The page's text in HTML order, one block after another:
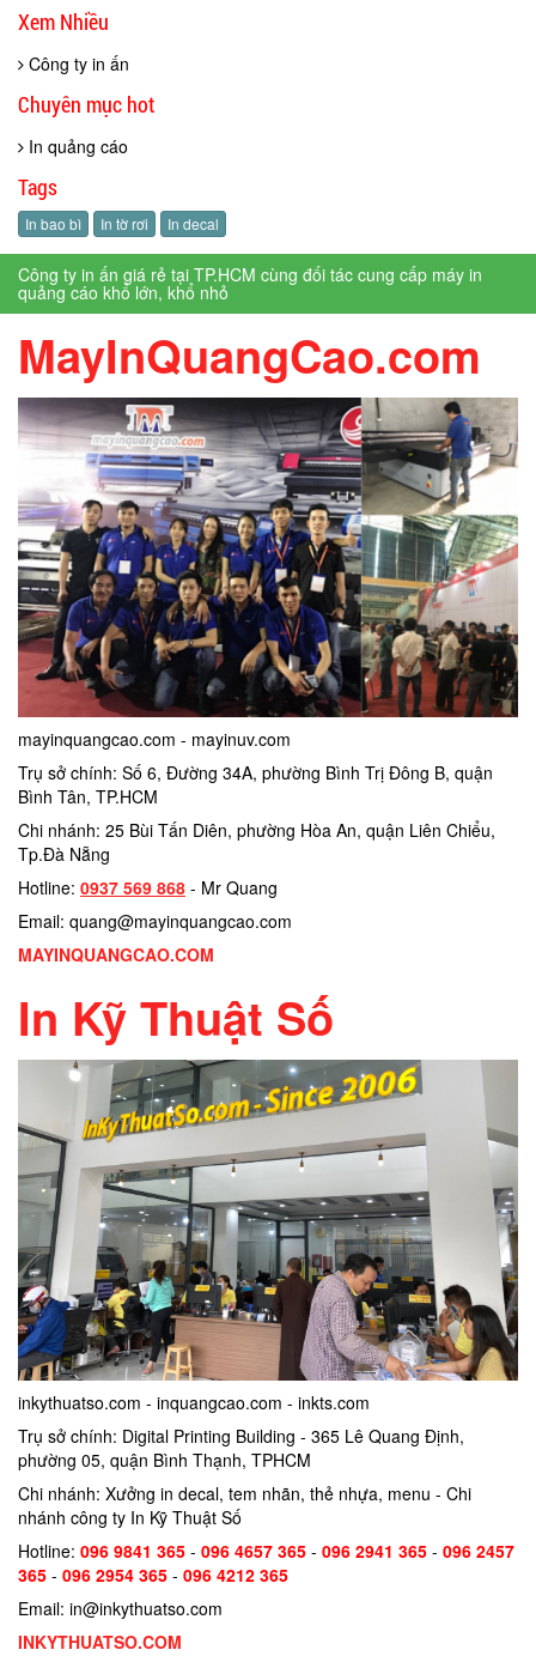
Xem Nhiều
Công ty in ấn
Chuyên mục hot
In quảng cáo
Tags
In bao bì In tờ rơi In decal
Công ty in ấn giá rẻ tại TP.HCM cùng đối tác cung cấp máy in
quảng cáo khổ lớn, khổ nhỏ
MayInQuangCao.com
mayinquangcao.com - mayinuv.com
Trụ sở chính: Số 6, Đường 34A, phường Bình Trị Đông B, quận
Bình Tân, TP.HCM
Chi nhánh: 25 Bùi Tấn Diên, phường Hòa An, quận Liên Chiểu,
Tp.Đà Nẵng
Hotline: 0937 569 868 - Mr Quang
Email: quang@mayinquangcao.com
MAYINQUANGCAO.COM
In Kỹ Thuật Số
inkythuatso.com - inquangcao.com - inkts.com
Trụ sở chính: Digital Printing Building - 365 Lê Quang Định,
phường 05, quận Bình Thạnh, TPHCM
Chi nhánh: Xưởng in decal, tem nhãn, thẻ nhựa, menu - Chi
nhánh công ty In Kỹ Thuật Số
Hotline: 096 9841 365 - 096 4657 365 - 096 2941 365 - 096 2457
365 - 096 2954 365 - 096 4212 365
Email: in@inkythuatso.com
INKYTHUATSO.COM